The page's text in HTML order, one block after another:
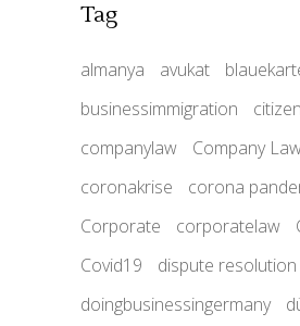
Tag
almanya avukat
businessimmigration
companylaw
Company
coronakrise
corona
Corporate
corporatelaw
Covid19
dispute resolution
doingbusinessingermany